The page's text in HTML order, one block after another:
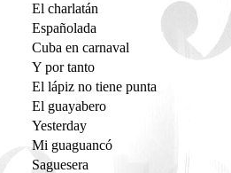
El charlatán
Españolada
Cuba en carnaval
Y por tanto
El lápiz no tiene punta
El guayabero
Yesterday
Mi guaguancó
Saguesera